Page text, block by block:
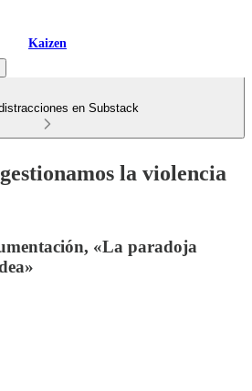
Kaizen
en Substack
la violencia
«La paradoja